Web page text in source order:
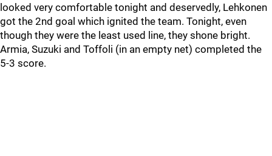
looked very comfortable tonight and deservedly, Lehkonen
got the 2nd goal which ignited the team. Tonight, even
though they were the least used line, they shone bright.
Armia, Suzuki and Toffoli (in an empty net) completed the
5-3 score.